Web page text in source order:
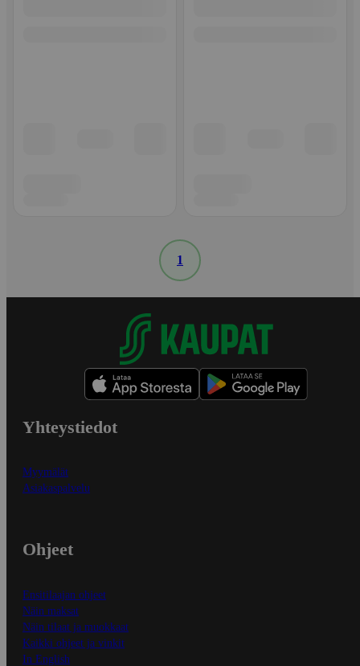
1
Yhteystiedot
Myymälät
Asiakaspalvelu
Ohjeet
Ensitilaajan ohjeet
Näin maksat
Näin tilaat ja muokkaat
Kaikki ohjeet ja vinkit
In English